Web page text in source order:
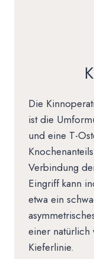
Die
ist die
und eine T-
Verbindung
Eingriff kann
etwa ein
einer natürlich
Kieferlinie.